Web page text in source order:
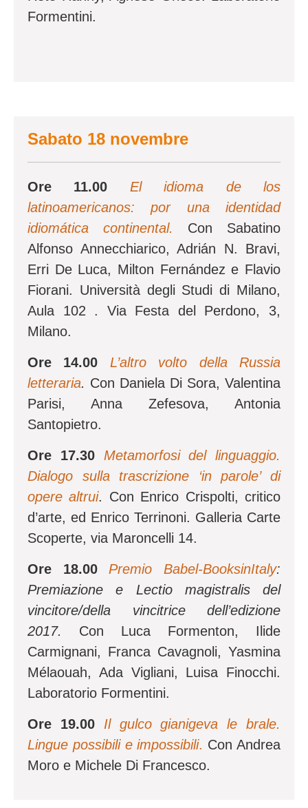
Formentini.
Sabato 18 novembre
Ore 11.00 El idioma de los
latinoamericanos: por una identidad
idiomática continental.
Con Sabatino
Alfonso Annecchiarico, Adrián N. Bravi,
Erri De Luca, Milton Fernández e Flavio
Fiorani. Università degli Studi di Milano,
Aula 102 . Via Festa del Perdono, 3,
Milano.
Ore 14.00 L’altro volto della Russia
letteraria. Con Daniela Di Sora, Valentina
Parisi, Anna Zefesova, Antonia
Santopietro.
Ore 17.30
Metamorfosi del linguaggio.
Dialogo sulla trascrizione ‘in parole’ di
opere altrui. Con Enrico Crispolti, critico
d’arte, ed Enrico Terrinoni. Galleria Carte
Scoperte, via Maroncelli 14.
Ore 18.00 Premio Babel-BooksinItaly:
Premiazione e Lectio magistralis del
vincitore/della vincitrice dell’edizione
2017.
Con Luca Formenton, Ilide
Carmignani, Franca Cavagnoli, Yasmina
Mélaouah, Ada Vigliani, Luisa Finocchi.
Laboratorio Formentini.
Ore 19.00 Il gulco gianigeva le brale.
Lingue possibili e impossibili. Con Andrea
Moro e Michele Di Francesco.